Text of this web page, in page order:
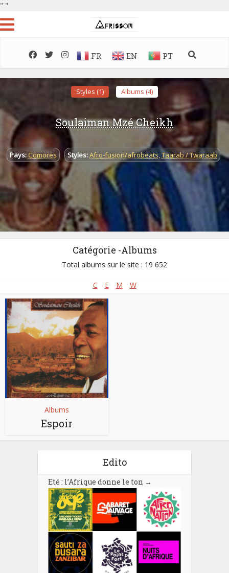
" "
FR EN PT
Styles (1) Albums (4)
Soulaiman Mzé Cheikh
Pays:Comores Styles:Afro-fusion/afrobeats,Taarab / Twaraab
Catégorie -Albums
Total albums sur le site : 19 652
C E M W
Albums
Espoir
Edito
Eté : l’Afrique donne le ton →